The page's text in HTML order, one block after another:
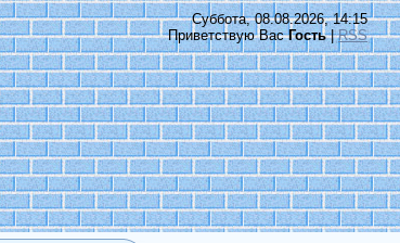
Суббота, 08.08.2026, 14:15
Приветствую Вас Гость|RSS